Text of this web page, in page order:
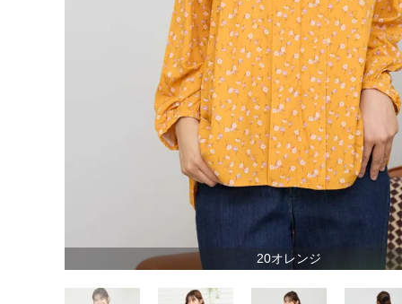
20オレンジ